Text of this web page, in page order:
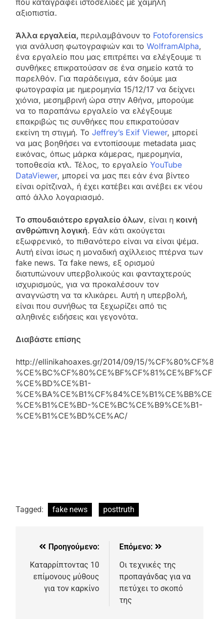
αξιοπιστία.
Άλλα εργαλεία, περιλαμβάνουν το Fotoforensics
για ανάλυση φωτογραφιών και το WolframAlpha,
ένα εργαλείο που μας επιτρέπει να ελέγξουμε τι
συνθήκες επικρατούσαν σε ένα σημείο κατά το
παρελθόν. Για παράδειγμα, εάν δούμε μια
φωτογραφία με ημερομηνία 15/12/17 να δείχνει
χιόνια, μεσημβρινή ώρα στην Αθήνα, μπορούμε
να το παραπάνω εργαλείο να ελέγξουμε
επακριβώς τις συνθήκες που επικρατούσαν
εκείνη τη στιγμή. Το Jeffrey’s Exif Viewer, μπορεί
να μας βοηθήσει να εντοπίσουμε metadata μιας
εικόνας, όπως μάρκα κάμερας, ημερομηνία,
τοποθεσία κτλ. Τέλος, το εργαλείο YouTube
DataViewer, μπορεί να μας πει εάν ένα βίντεο
είναι ορίτζιναλ, ή έχει κατέβει και ανέβει εκ νέου
από άλλο λογαριασμό.
Το σπουδαιότερο εργαλείο όλων, είναι η κοινή
ανθρώπινη λογική. Εάν κάτι ακούγεται
εξωφρενικό, το πιθανότερο είναι να είναι ψέμα.
Αυτή είναι ίσως η μοναδική αχίλλειος πτέρνα των
fake news. Τα fake news, εξ ορισμού
διατυπώνουν υπερβολικούς και φανταχτερούς
ισχυρισμούς, για να προκαλέσουν τον
αναγνώστη να τα κλικάρει. Αυτή η υπερβολή,
είναι που συνήθως τα ξεχωρίζει από τις
αληθινές ειδήσεις και γεγονότα.
Διαβάστε επίσης
http://ellinikahoaxes.gr/2014/09/15/
%CE%BD%CE%B1-
%CE%B1%CE%BD-%CE%BC%CE%B9%CE%B1-
%CE%B1%CE%BD%CE%AC/
Tagged: fake news posttruth
Προηγούμενο:
Καταρρίπτοντας 10
επίμονους μύθους
για τον καρκίνο
Επόμενο:
Οι τεχνικές της
προπαγάνδας για να
πετύχει το σκοπό
της